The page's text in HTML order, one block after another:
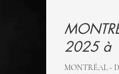
MONTRÉAL - Dimanche 25